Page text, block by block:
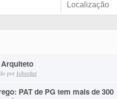
por Jobroller
PAT de PG tem mais de 300